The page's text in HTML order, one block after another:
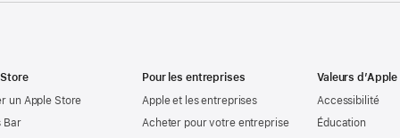
un Apple Store
Bar
Pour les entreprises
Apple et les entreprises
Acheter pour votre entreprise
Valeurs d’Apple
Accessibilité
Éducation